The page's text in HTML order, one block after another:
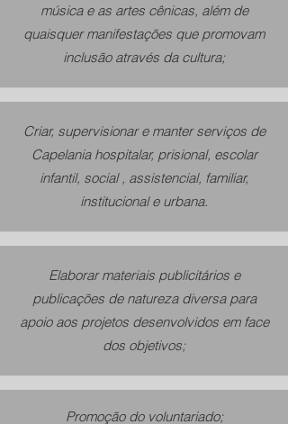
música e as artes cênicas, além de
quaisquer manifestações que promovam
inclusão através da cultura;
Criar, supervisionar e manter serviços de
Capelania hospitalar, prisional, escolar
infantil, social , assistencial, familiar,
institucional e urbana.
Elaborar materiais publicitários e
publicações de natureza diversa para
apoio aos projetos desenvolvidos em face
dos objetivos;
Promoção do voluntariado;